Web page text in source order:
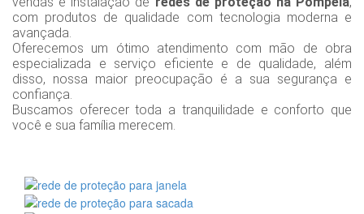
com produtos de qualidade com tecnologia moderna e
avançada.
Oferecemos um ótimo atendimento com mão de obra
especializada e serviço eficiente e de qualidade, além
disso, nossa maior preocupação é a sua segurança e
confiança.
Buscamos oferecer toda a tranquilidade e conforto que
você e sua família merecem.